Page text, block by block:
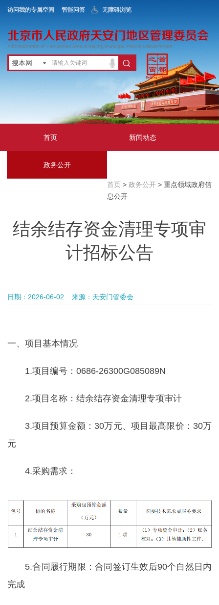
访问我的专属空间 智能问答 无障碍浏览
搜本网
首页 新闻动态
政务公开
首页> 政务公开> 重点领域政府信
息公开
结余结存资金清理专项审
计招标公告
日期：2026-06-02 来源：天安门管委会
一、项目基本情况
1.项目编号：0686-26300G085089N
2.项目名称：结余结存资金清理专项审计
3.项目预算金额：30万元、项目最高限价：30万
元
4.采购需求：
5.合同履行期限：合同签订生效后90个自然日内
完成